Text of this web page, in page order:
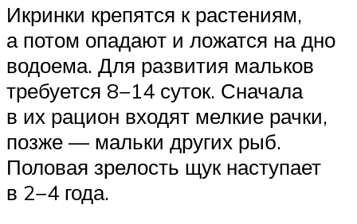
Икринки крепятся к растениям,
а потом опадают и ложатся на дно
водоема. Для развития мальков
требуется 8−14 суток. Сначала
в их рацион входят мелкие рачки,
позже — мальки других рыб.
Половая зрелость щук наступает
в 2−4 года.